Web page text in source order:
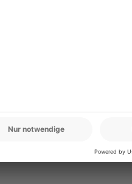
-15% CLUB DEAL